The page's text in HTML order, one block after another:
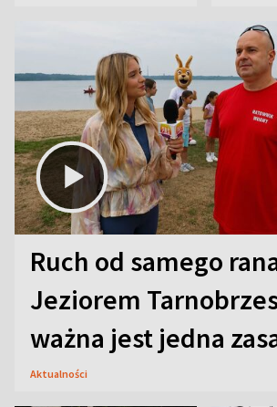
Ruch od samego
Jeziorem
ważna jest jedna
Aktualności